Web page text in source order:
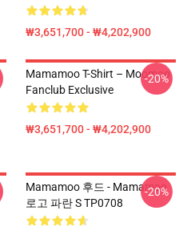
₩3,651,700 - ₩4,202,900
Mamamoo T-Shirt – Moomoo
Fanclub Exclusive
₩3,651,700 - ₩4,202,900
-20%
Mamamoo 후드 - Mamamoo
로고 파란 S TP0708
-20%